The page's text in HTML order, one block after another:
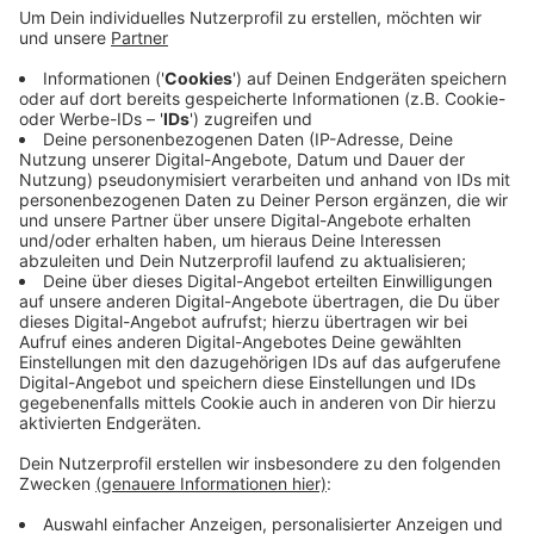
Grund sind weitere Arbeiten im Rahmen der
Sanierung. Bis voraussichtlich Mitte Dezember wird
jeweils eine Fahrspur für den Verkehr gesperrt und es
gibt ein Tempolimit. Außerdem ist vom 17.11. bis
einschließlich 22.11. die Anschlussstelle FH Bocholt in
Richtung Borken.
Anzeige
Anzeige